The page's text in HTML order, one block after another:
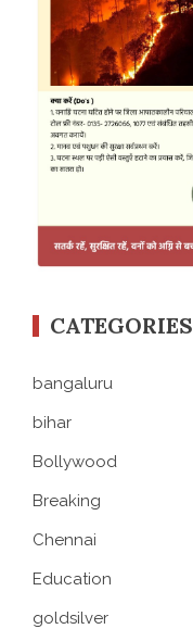
CATEGORIES
bangaluru
bihar
Bollywood
Breaking
Chennai
Education
goldsilver